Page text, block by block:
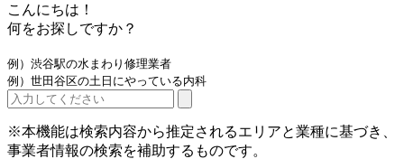
こんにちは！
何をお探しですか？
例）渋谷駅の水まわり修理業者
例）世田谷区の土日にやっている内科
※本機能は検索内容から推定されるエリアと業種に基づき、
事業者情報の検索を補助するものです。